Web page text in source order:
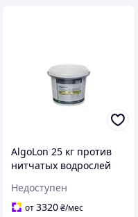
AlgoLon 25 кг против
нитчатых водрослей
76511
Недоступен
от3320₴/мес